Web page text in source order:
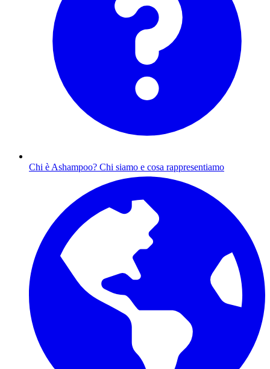
Chi è Ashampoo? Chi siamo e cosa rappresentiamo